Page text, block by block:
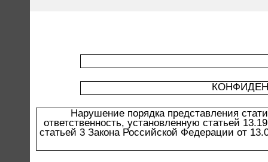
Нарушение порядка представления
ответственность, установленную статьей
статьей 3 Закона Российской Федерации от